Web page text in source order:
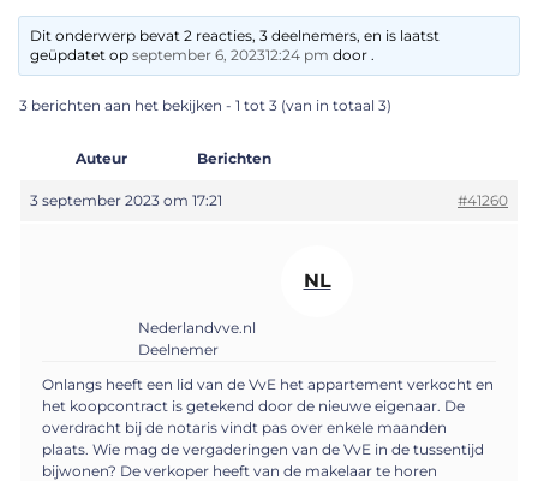
Dit onderwerp bevat 2 reacties, 3 deelnemers, en is laatst
geüpdatet opseptember 6, 202312:24 pm door .
3 berichten aan het bekijken - 1 tot 3 (van in totaal 3)
Auteur Berichten
3 september 2023 om 17:21 #41260
NL
Nederlandvve.nl
Deelnemer
Onlangs heeft een lid van de VvE het appartement verkocht en
het koopcontract is getekend door de nieuwe eigenaar. De
overdracht bij de notaris vindt pas over enkele maanden
plaats. Wie mag de vergaderingen van de VvE in de tussentijd
bijwonen? De verkoper heeft van de makelaar te horen